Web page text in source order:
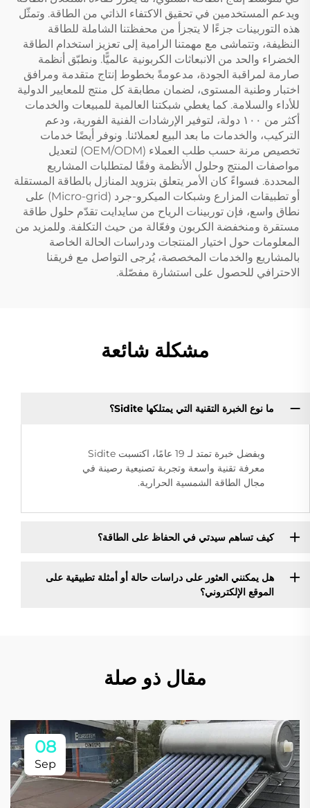
ويدعم المستخدمين في تحقيق الاكتفاء الذاتي من الطاقة. وتمثّل
هذه التوربينات جزءًا لا يتجزأ من محفظتنا الشاملة للطاقة
النظيفة، وتتماشى مع مهمتنا الرامية إلى تعزيز استخدام الطاقة
الخضراء والحد من الانبعاثات الكربونية عالميًّا. ونطبّق أنظمة
صارمة لمراقبة الجودة، مدعومةً بخطوط إنتاج متقدمة ومرافق
اختبار وطنية المستوى، لضمان مطابقة كل منتج للمعايير الدولية
للأداء والسلامة. كما يغطي شبكتنا العالمية للمبيعات والخدمات
أكثر من ١٠٠ دولة، لتوفير الإرشادات الفنية الفورية، ودعم
التركيب، والخدمات ما بعد البيع لعملائنا. ونوفر أيضًا خدمات
تخصيص مرنة حسب طلب العملاء (OEM/ODM) لتعديل
مواصفات المنتج وحلول الأنظمة وفقًا لمتطلبات المشاريع
المحددة. فسواءً كان الأمر يتعلق بتزويد المنازل بالطاقة المستقلة
أو تطبيقات المزارع وشبكات الميكرو-جرد (Micro-grid) على
نطاق واسع، فإن توربينات الرياح من سايدايت تقدّم حلول طاقة
مستقرة ومنخفضة الكربون وفعّالة من حيث التكلفة. وللمزيد من
المعلومات حول اختيار المنتجات ودراسات الحالة الخاصة
بالمشاريع والخدمات المخصصة، يُرجى التواصل مع فريقنا
الاحترافي للحصول على استشارة مفصّلة.
مشكلة شائعة
ما نوع الخبرة التقنية التي يمتلكها Sidite؟
وبفضل خبرة تمتد لـ 19 عامًا، اكتسبت Sidite
معرفة تقنية واسعة وتجربة تصنيعية رصينة في
مجال الطاقة الشمسية الحرارية.
كيف تساهم سيدتي في الحفاظ على الطاقة؟
هل يمكنني العثور على دراسات حالة أو أمثلة تطبيقية على
الموقع الإلكتروني؟
مقال ذو صلة
08
Sep